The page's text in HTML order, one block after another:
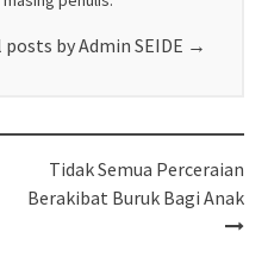
posts by Admin SEIDE →
Tidak Semua Perceraian
Berakibat Buruk Bagi Anak